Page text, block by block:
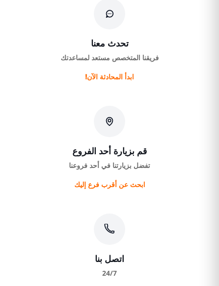
تحدث معنا
فريقنا المتخصص مستعد لمساعدتك
ابدأ المحادثة الآن!
قم بزيارة أحد الفروع
تفضل بزيارتنا في أحد فروعنا
ابحث عن أقرب فرع إليك
اتصل بنا
24/7